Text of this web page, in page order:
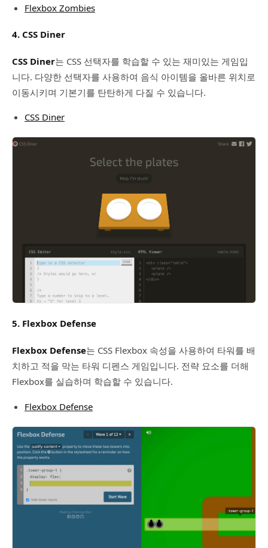
Flexbox Zombies
4. CSS Diner
CSS Diner는 CSS 선택자를 학습할 수 있는 재미있는 게임입
니다. 다양한 선택자를 사용하여 음식 아이템을 올바른 위치로
이동시키며 기본기를 탄탄하게 다질 수 있습니다.
CSS Diner
5. Flexbox Defense
Flexbox Defense는 CSS Flexbox 속성을 사용하여 타워를 배
치하고 적을 막는 타워 디펜스 게임입니다. 전략 요소를 더해
Flexbox를 실습하며 학습할 수 있습니다.
Flexbox Defense